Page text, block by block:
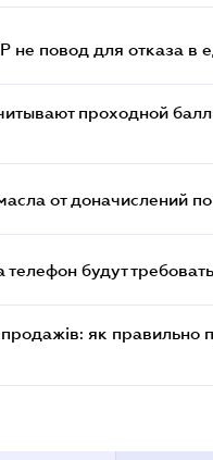
повод для отказа в
проходной
от доначислений
будут
продажів: як